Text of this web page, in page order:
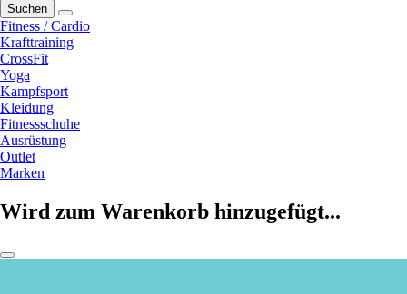
Suchen
Fitness / Cardio
Krafttraining
CrossFit
Yoga
Kampfsport
Kleidung
Fitnessschuhe
Ausrüstung
Outlet
Marken
Wird zum Warenkorb hinzugefügt...